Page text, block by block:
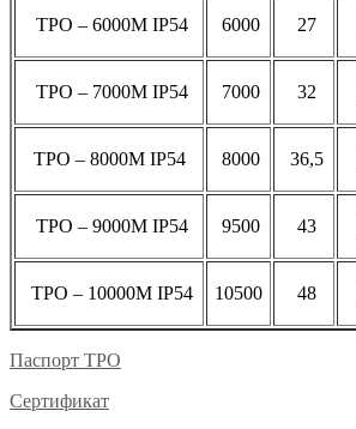
ТРО – 6000М IP54 6000 27
ТРО – 7000М IP54 7000 32
ТРО – 8000М IP54 8000 36,5
ТРО – 9000М IP54 9500 43
ТРО – 10000М IP54 10500 48
Паспорт ТРО
Сертификат